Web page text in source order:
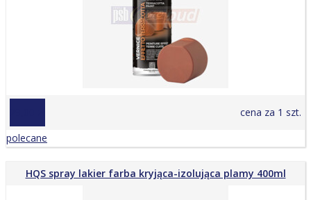
cena za 1 szt.
polecane
HQS spray lakier farba kryjąca-izolująca plamy 400ml